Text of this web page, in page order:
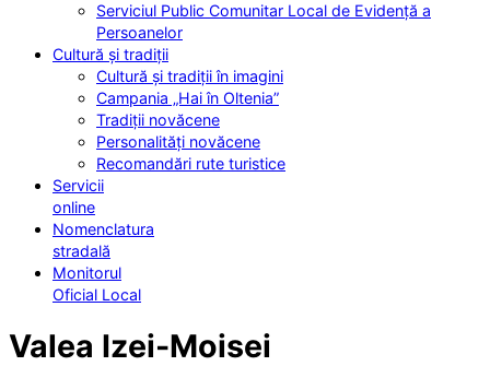
Serviciul Public Comunitar Local de Evidență a
Persoanelor
Cultură și tradiții
Cultură și tradiții în imagini
Campania „Hai în Oltenia”
Tradiții novăcene
Personalități novăcene
Recomandări rute turistice
Servicii
online
Nomenclatura
stradală
Monitorul
Oficial Local
Valea Izei-Moisei